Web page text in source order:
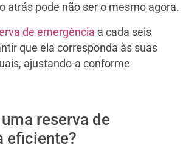
atrás pode não ser o mesmo agora.
de emergência a cada seis
que ela corresponda às suas
ajustando-a conforme
reserva de
eficiente?